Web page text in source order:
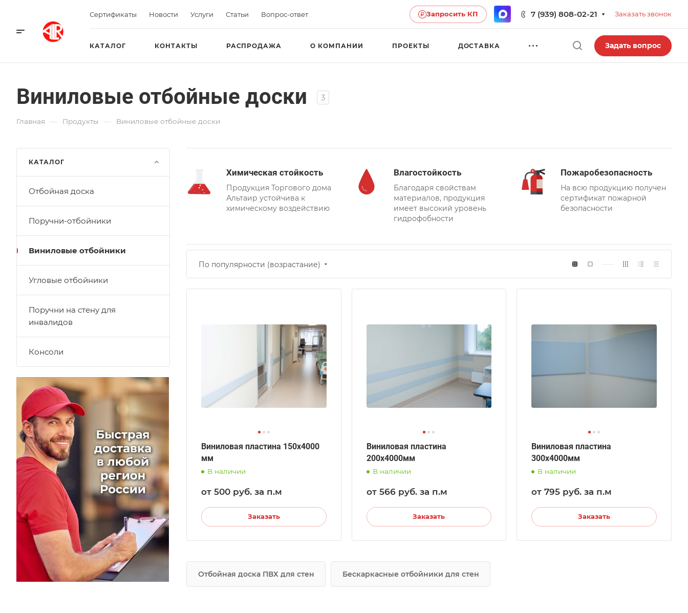
Сертификаты Новости Услуги Статьи Вопрос-ответ Запросить КП 7 (939) 808-02-21 Заказать звонок
КАТАЛОГ КОНТАКТЫ РАСПРОДАЖА О КОМПАНИИ ПРОЕКТЫ ДОСТАВКА Задать вопрос
Виниловые отбойные доски 3
Главная — Продукты — Виниловые отбойные доски
Химическая стойкость
Продукция Торгового дома
Альтаир устойчива к
химическому воздействию
Влагостойкость
Благодаря свойствам
материалов, продукция
имеет высокий уровень
гидрофобности
Пожаробезопасность
На всю продукцию получен
сертификат пожарной
безопасности
По популярности (возрастание)
Виниловая пластина 150х4000
мм
В наличии
от 500 руб. за п.м
Заказать
Виниловая пластина
200х4000мм
В наличии
от 566 руб.за п.м
Заказать
Виниловая пластина
300х4000мм
В наличии
от 795 руб. за п.м
Заказать
Отбойная доска ПВХ для стен Бескаркасные отбойники для стен
КАТАЛОГ
Отбойная доска
Поручни-отбойники
Виниловые отбойники
Угловые отбойники
Поручни на стену для
инвалидов
Консоли